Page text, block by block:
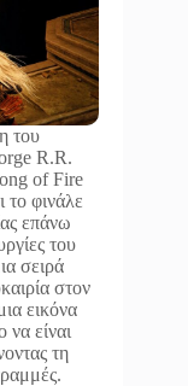
του
R.R.
of Fire
το φινάλε
επάνω
του
σειρά
στον
εικόνα
να είναι
τη